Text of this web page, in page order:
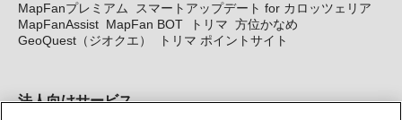
MapFanプレミアム
スマートアップデート for カロッツェリア
MapFanAssist MapFan BOT トリマ 方位かなめ
GeoQuest（ジオクエ）
トリマ ポイントサイト
法人向けサービス